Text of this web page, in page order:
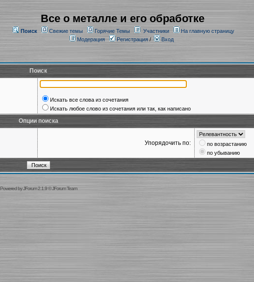
Все о металле и его обработке
Поиск Свежие темы Горячие Темы Участники
На главную страницу
Модерация
Регистрация/ Вход
Поиск
Искать все слова из сочетания
Искать любое слово из сочетания или так, как написано
Опции поиска
Упорядочить по:
по возрастанию
по убыванию
Powered byJForum 2.1.9©JForum Team